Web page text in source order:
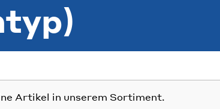
Artikel in unserem Sortiment.